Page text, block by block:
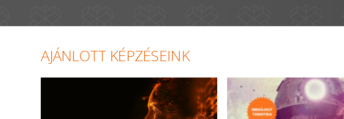
AJÁNLOTT KÉPZÉSEINK